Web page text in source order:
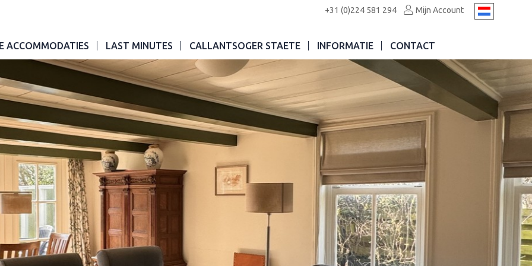
+31 (0)224 581 294 Mijn Account
ACCOMMODATIES LAST MINUTES CALLANTSOGER STAETE INFORMATIE CONTACT